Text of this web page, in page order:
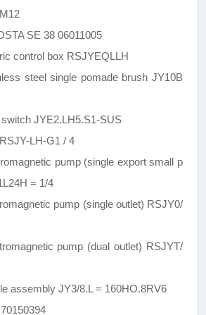
SE 38 06011005
control box RSJYEQLLH
steel single pomade brush JY10B
JYE2.LH5.S1-SUS
LH-G1 / 4
pump (single export small p
= 1/4
pump (single outlet) RSJY0/
pump (dual outlet) RSJYT/
assembly JY3/8.L = 160HO.8RV6